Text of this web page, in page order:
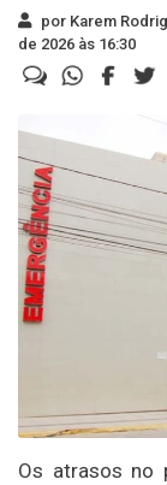
por Karem
de 2026 às 16:30
Os atrasos no